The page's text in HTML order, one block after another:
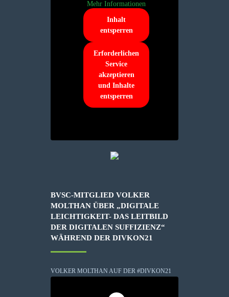
Mehr Informationen
Inhalt
entsperren
Erforderlichen
Service
akzeptieren
und Inhalte
entsperren
BVSC-MITGLIED VOLKER
MOLTHAN ÜBER „DIGITALE
LEICHTIGKEIT- DAS LEITBILD
DER DIGITALEN SUFFIZIENZ“
WÄHREND DER DIVKON21
VOLKER MOLTHAN AUF DER #DIVKON21